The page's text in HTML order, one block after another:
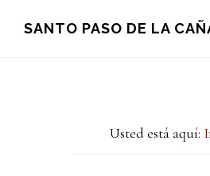
SANTO PASO DE LA
Usted está aquí: